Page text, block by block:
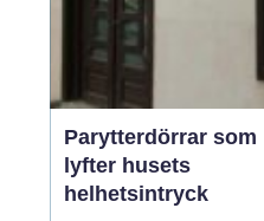
Parytterdörrar som
lyfter husets
helhetsintryck